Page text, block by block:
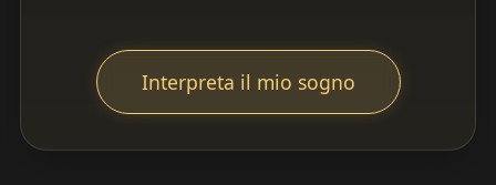
Interpreta il mio sogno